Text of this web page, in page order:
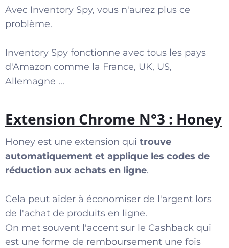
Avec Inventory Spy, vous n'aurez plus ce
problème.
Inventory Spy fonctionne avec tous les pays
d'Amazon comme la France, UK, US,
Allemagne ...
Extension Chrome N°3 : Honey
Honey est une extension qui trouve
automatiquement et applique les codes de
réduction aux achats en ligne.
Cela peut aider à économiser de l'argent lors
de l'achat de produits en ligne.
On met souvent l'accent sur le Cashback qui
est une forme de remboursement une fois